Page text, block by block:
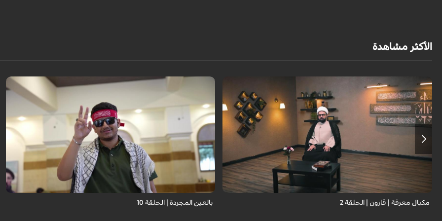
الأكثر مشاهدة
مكيال معرفة | قارون | الحلقة 2
برنامج "بالعين المجردة" هو توثيق إنسانيٌّ شجاعٌ للحياة تحت وطأة الحرب، حيث
نستمع فيه إلى شهاداتٍ حيّةٍ لأشخاص عايشوا التفجيرات والدمار، فنرى بعيونهم
ت...
بالعين المجردة | الحلقة 10